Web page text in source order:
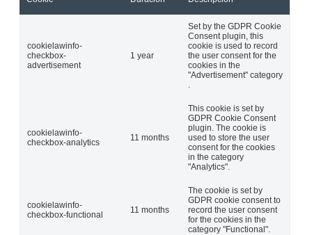
cookielawinfo-
checkbox-
advertisement
1 year
Set by the GDPR Cookie
Consent plugin, this
cookie is used to record
the user consent for the
cookies in the
"Advertisement" category
cookielawinfo-
checkbox-analytics
11 months
This cookie is set by
GDPR Cookie Consent
plugin. The cookie is
used to store the user
consent for the cookies
in the category
"Analytics".
cookielawinfo-
checkbox-functional
11 months
The cookie is set by
GDPR cookie consent to
record the user consent
for the cookies in the
category "Functional".